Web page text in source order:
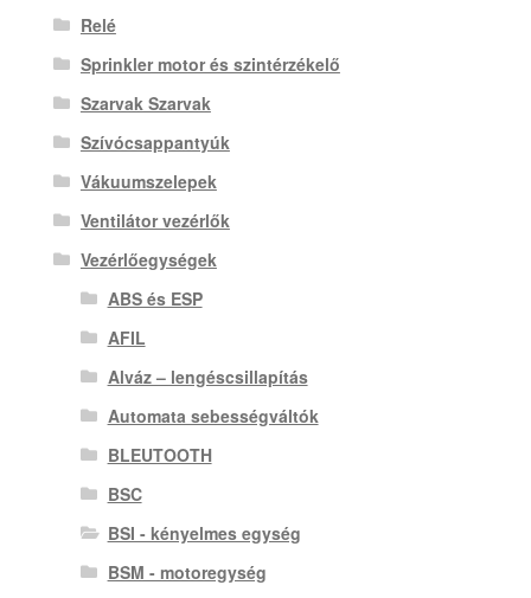
Relé
Sprinkler motor és szintérzékelő
Szarvak Szarvak
Szívócsappantyúk
Vákuumszelepek
Ventilátor vezérlők
Vezérlőegységek
ABS és ESP
AFIL
Alváz – lengéscsillapítás
Automata sebességváltók
BLEUTOOTH
BSC
BSI - kényelmes egység
BSM - motoregység